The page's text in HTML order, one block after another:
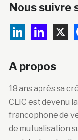
Nous suivre
A propos
18 ans après sa
CLIC est devenu
francophone de
de mutualisation